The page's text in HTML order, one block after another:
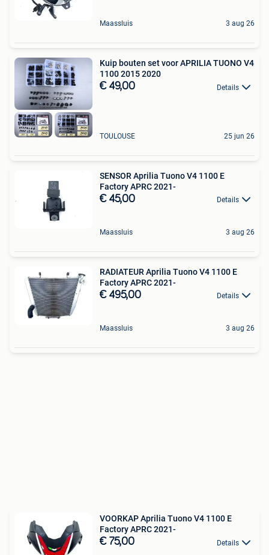
Maassluis 3 aug 26
Kuip bouten set voor APRILIA TUONO V4
1100 2015 2020
€ 49,00 Details
TOULOUSE 25 jun 26
SENSOR Aprilia Tuono V4 1100 E
Factory APRC 2021-
€ 45,00 Details
Maassluis 3 aug 26
RADIATEUR Aprilia Tuono V4 1100 E
Factory APRC 2021-
€ 495,00 Details
Maassluis 3 aug 26
VOORKAP Aprilia Tuono V4 1100 E
Factory APRC 2021-
€ 75,00 Details